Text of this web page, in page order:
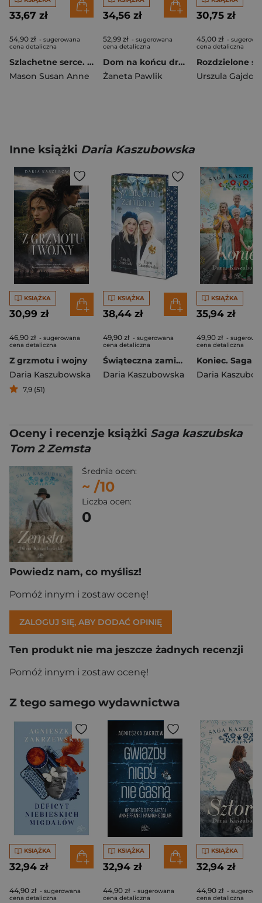
33,67 zł
54,90 zł - sugerowana
cena detaliczna
Szlachetne serce. Mieć odwagę, by marzyć. Tom 2 wyd. 2026
Mason Susan Anne
34,56 zł
52,99 zł - sugerowana
cena detaliczna
Dom na końcu drogi
Żaneta Pawlik
30,75 zł
45,00 zł -
cena detaliczna
Urszula
Inne książki Daria Kaszubowska
KSIĄŻKA
30,99 zł
46,90 zł - sugerowana
cena detaliczna
Z grzmotu i wojny
Daria Kaszubowska
7,9 (51)
KSIĄŻKA
38,44 zł
49,90 zł - sugerowana
cena detaliczna
Świąteczna zamiana (ilustrowane brzegi)
Daria Kaszubowska
KSIĄŻKA
35,94 zł
49,90 zł -
cena detaliczna
Daria
Oceny i recenzje książki Saga kaszubska
Tom 2 Zemsta
Średnia ocen:
~ /10
Liczba ocen:
0
Powiedz nam, co myślisz!
Pomóż innym i zostaw ocenę!
ZALOGUJ SIĘ, ABY DODAĆ OPINIĘ
Ten produkt nie ma jeszcze żadnych recenzji
Pomóż innym i zostaw ocenę!
Z tego samego wydawnictwa
KSIĄŻKA
32,94 zł
44,90 zł - sugerowana
cena detaliczna
KSIĄŻKA
32,94 zł
44,90 zł - sugerowana
cena detaliczna
KSIĄŻKA
32,94 zł
44,90 zł -
cena detaliczna